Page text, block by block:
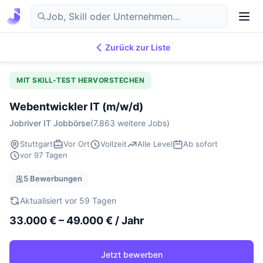
DE
Zurück zur Liste
MIT SKILL-TEST HERVORSTECHEN
Webentwickler IT (m/w/d)
Jobriver IT Jobbörse(7.863 weitere Jobs)
Stuttgart Vor Ort Vollzeit Alle Level
Ab sofort
vor 97 Tagen
5 Bewerbungen
Aktualisiert vor 59 Tagen
33.000 € – 49.000 € / Jahr
Jetzt bewerben